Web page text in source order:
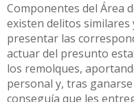
Componentes del Área
existen delitos similares
presentar las
actuar del presunto
los remolques,
personal y, tras
conseguía que les